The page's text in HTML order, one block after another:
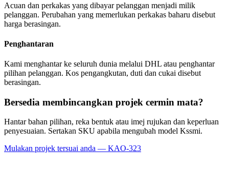
Acuan dan perkakas yang dibayar pelanggan menjadi milik
pelanggan. Perubahan yang memerlukan perkakas baharu disebut
harga berasingan.
Penghantaran
Kami menghantar ke seluruh dunia melalui DHL atau penghantar
pilihan pelanggan. Kos pengangkutan, duti dan cukai disebut
berasingan.
Bersedia membincangkan projek cermin mata?
Hantar bahan pilihan, reka bentuk atau imej rujukan dan keperluan
penyesuaian. Sertakan SKU apabila mengubah model Kssmi.
Mulakan projek tersuai anda — KAO-323